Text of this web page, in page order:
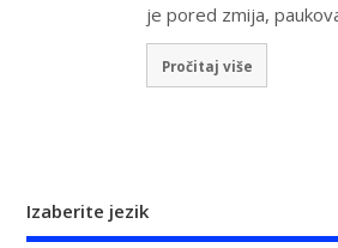
je pored zmija,
Pročitaj više
Izaberite jezik